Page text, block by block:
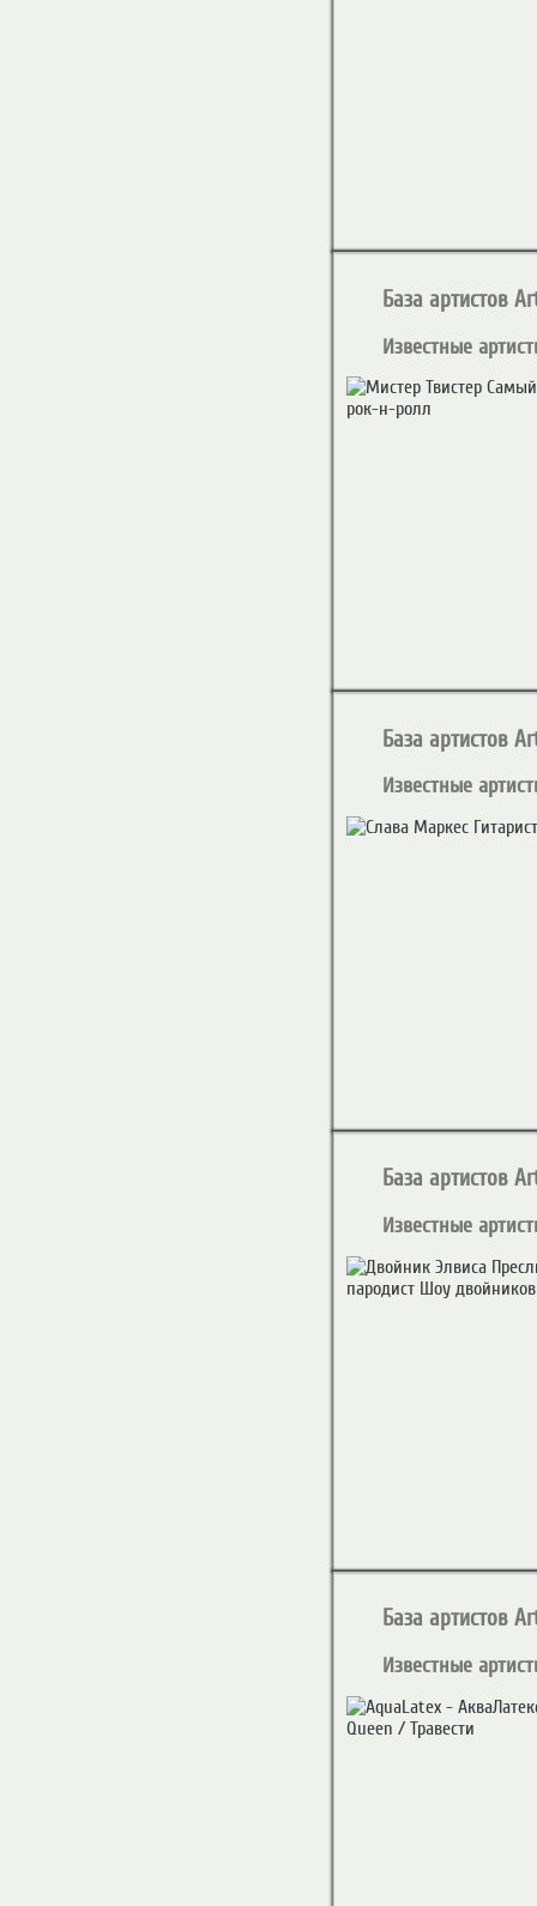
База артистов
Известные
База артистов
Известные
База артистов
Известные
База артистов
Известные